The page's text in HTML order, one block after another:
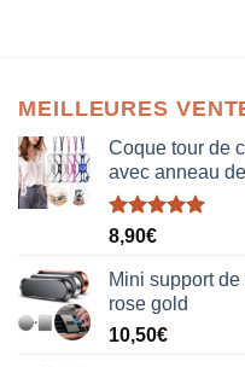
MEILLEURES
Coque tour de
avec anneau
Note5.00
8,90€
Mini support
rose gold
10,50€